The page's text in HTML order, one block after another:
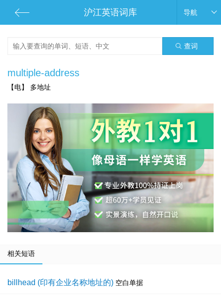
沪江英语词库 导航
查词
multiple-address
【电】 多地址
相关短语
billhead (印有企业名称地址的) 空白单据